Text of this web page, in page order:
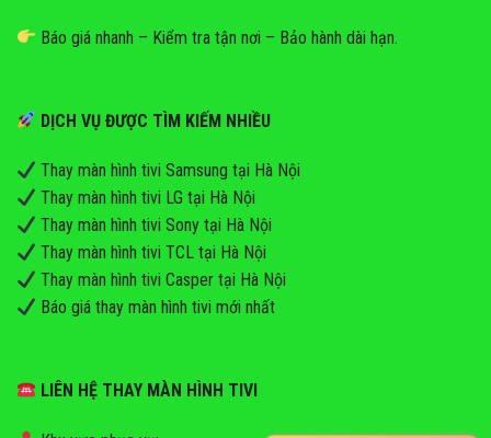
Báo giá nhanh – Kiểm tra tận nơi – Bảo hành dài hạn.
DỊCH VỤ ĐƯỢC TÌM KIẾM NHIỀU
Thay màn hình tivi Samsung tại Hà Nội
Thay màn hình tivi LG tại Hà Nội
Thay màn hình tivi Sony tại Hà Nội
Thay màn hình tivi TCL tại Hà Nội
Thay màn hình tivi Casper tại Hà Nội
Báo giá thay màn hình tivi mới nhất
LIÊN HỆ THAY MÀN HÌNH TIVI